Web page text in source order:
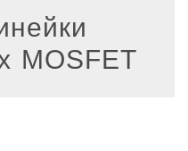
MOSFET